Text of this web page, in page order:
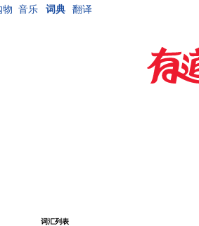
物 音乐 词典 翻译
词汇列表